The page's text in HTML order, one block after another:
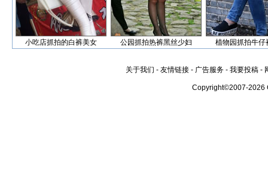
小吃店抓拍的白裤美女 公园抓拍热裤黑丝少妇 植物园抓拍牛仔
关于我们 - 友情链接 - 广告服务 - 我要投稿 -
Copyright©2007-2026